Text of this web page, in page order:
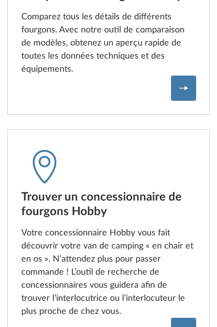
Comparez tous les détails de différents
fourgons. Avec notre outil de comparaison
de modèles, obtenez un aperçu rapide de
toutes les données techniques et des
équipements.
Trouver un concessionnaire de
fourgons Hobby
Votre concessionnaire Hobby vous fait
découvrir votre van de camping « en chair et
en os ». N’attendez plus pour passer
commande ! L’outil de recherche de
concessionnaires vous guidera afin de
trouver l’interlocutrice ou l’interlocuteur le
plus proche de chez vous.